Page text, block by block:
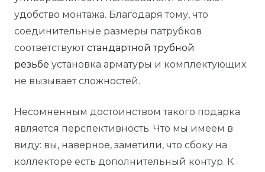
удобство монтажа. Благодаря тому, что
соединительные размеры патрубков
соответствуютстандартной трубной
резьбе установка арматуры и комплектующих
не вызывает сложностей.
Несомненным достоинством такого подарка
является перспективность. Что мы имеем в
виду: вы, наверное, заметили, что сбоку на
коллекторе есть дополнительный контур. К